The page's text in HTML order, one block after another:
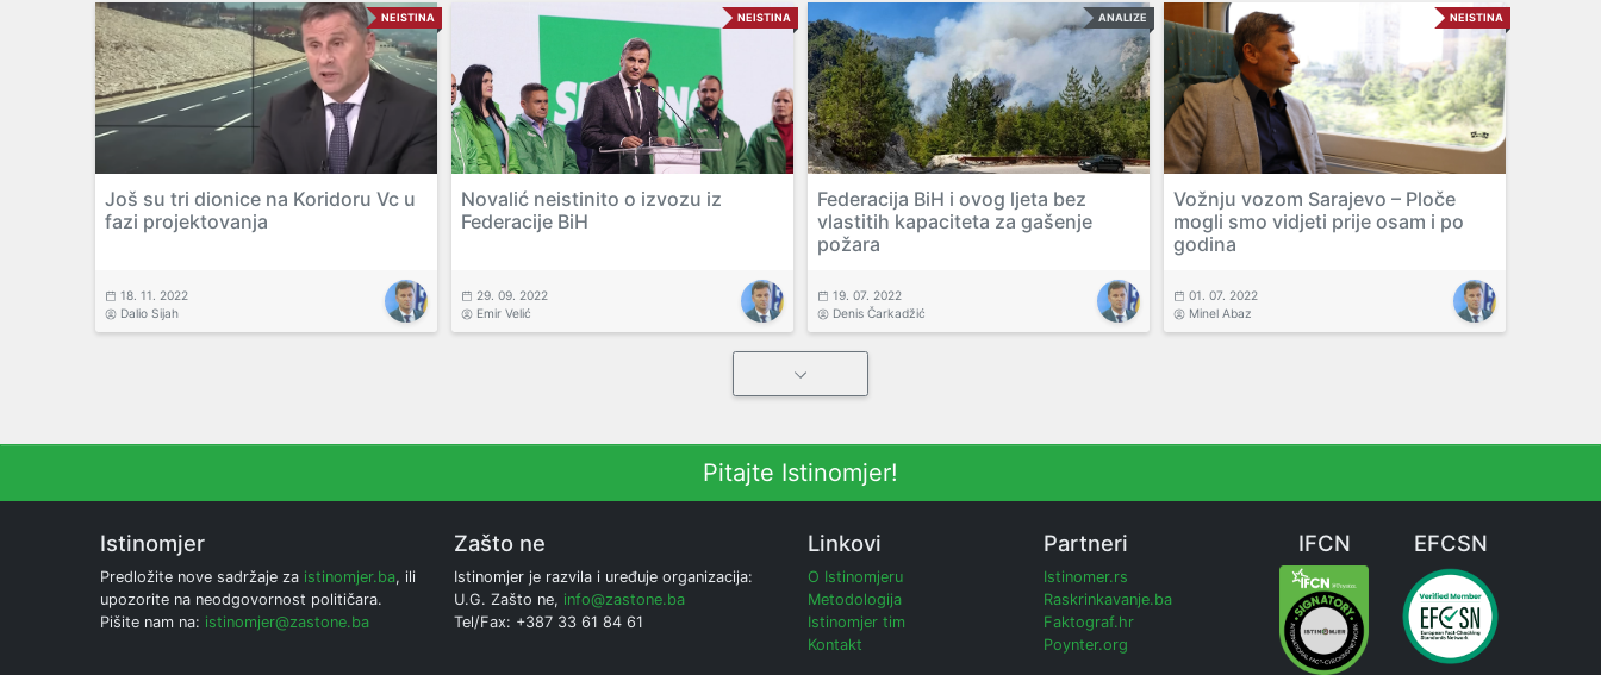
NEISTINA
Još su tri dionice na Koridoru Vc u
fazi projektovanja
18. 11. 2022
Dalio Sijah
NEISTINA
Novalić neistinito o izvozu iz
Federacije BiH
29. 09. 2022
Emir Velić
ANALIZE
Federacija BiH i ovog ljeta bez
vlastitih kapaciteta za gašenje
požara
19. 07. 2022
Denis Čarkadžić
NEISTINA
Vožnju vozom Sarajevo – Ploče
mogli smo vidjeti prije osam i po
godina
01. 07. 2022
Minel Abaz
Pitajte Istinomjer!
Istinomjer
Predložite nove sadržaje za istinomjer.ba, ili
upozorite na neodgovornost političara.
Pišite nam na: istinomjer@zastone.ba
Zašto ne
Istinomjer je razvila i uređuje organizacija:
U.G. Zašto ne, info@zastone.ba
Tel/Fax: +387 33 61 84 61
Linkovi
O Istinomjeru
Metodologija
Istinomjer tim
Kontakt
Partneri
Istinomer.rs
Raskrinkavanje.ba
Faktograf.hr
Poynter.org
IFCN EFCSN